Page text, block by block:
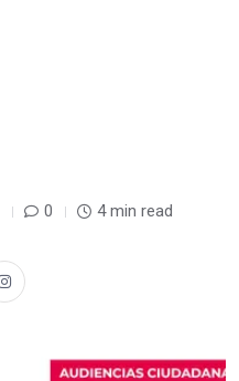
0 4 min read